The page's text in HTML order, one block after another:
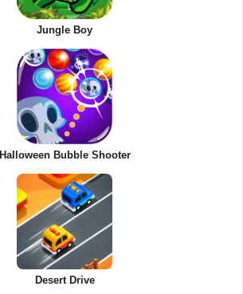
Jungle Boy
Halloween Bubble Shooter
Desert Drive